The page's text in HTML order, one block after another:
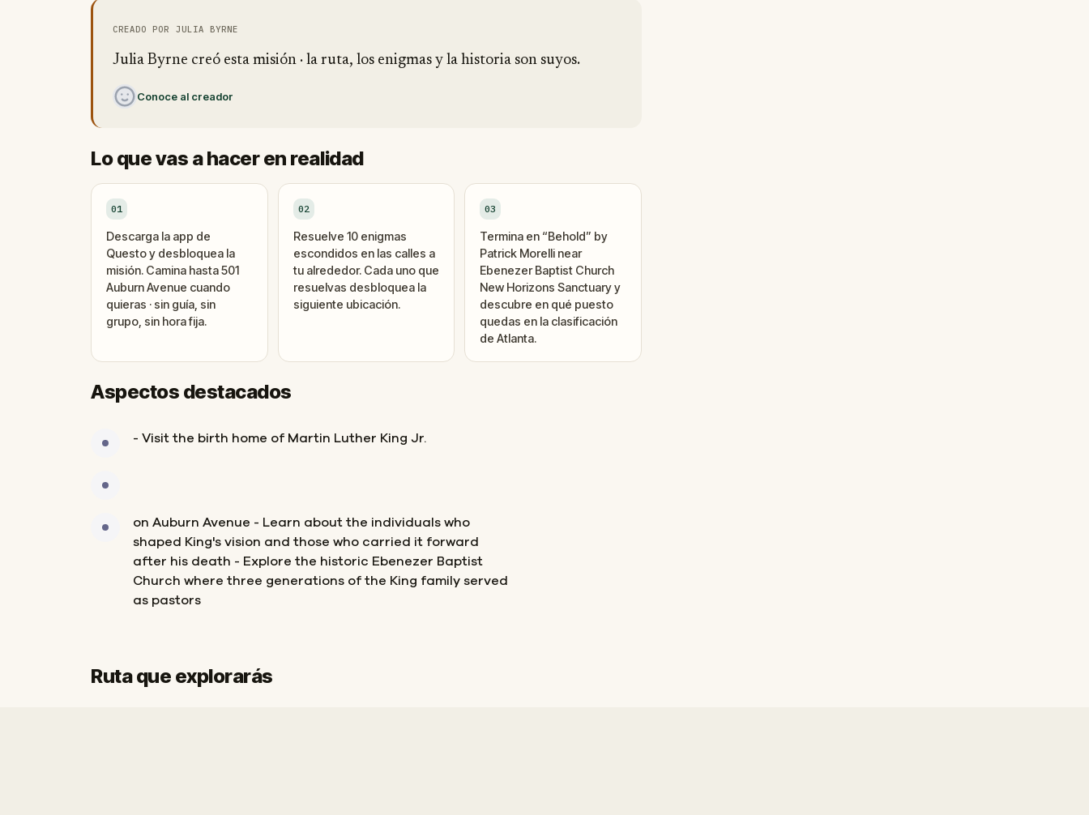
CREADO POR JULIA BYRNE
Julia Byrne creó esta misión · la ruta, los enigmas y la historia son suyos.
Conoce al creador
Lo que vas a hacer en realidad
01
Descarga la app de
Questo y desbloquea la
misión. Camina hasta 501
Auburn Avenue cuando
quieras · sin guía, sin
grupo, sin hora fija.
02
Resuelve 10 enigmas
escondidos en las calles a
tu alrededor. Cada uno que
resuelvas desbloquea la
siguiente ubicación.
03
Termina en “Behold” by
Patrick Morelli near
Ebenezer Baptist Church
New Horizons Sanctuary y
descubre en qué puesto
quedas en la clasificación
de Atlanta.
Aspectos destacados
- Visit the birth home of Martin Luther King Jr.
on Auburn Avenue - Learn about the individuals who
shaped King's vision and those who carried it forward
after his death - Explore the historic Ebenezer Baptist
Church where three generations of the King family served
as pastors
Ruta que explorarás